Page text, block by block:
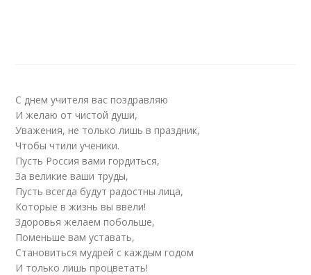
С днем учителя вас поздравляю
И желаю от чистой души,
Уважения, не только лишь в праздник,
Чтобы чтили ученики.
Пусть Россия вами гордиться,
За великие ваши труды,
Пусть всегда будут радостны лица,
Которые в жизнь вы ввели!
Здоровья желаем побольше,
Поменьше вам уставать,
Становиться мудрей с каждым годом
И только лишь процветать!